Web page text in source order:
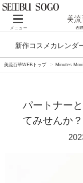
Toggle
navigation
メニュー
新作コスメカレンダ
美流百華WEBトップ Minutes
パートナー
てみせんか？